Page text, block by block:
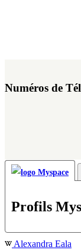
Numéros de
Profils
Alexandra Eala